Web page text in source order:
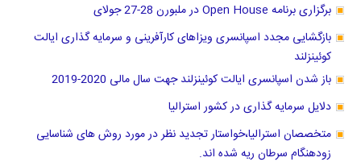
برگزاری برنامه Open House در ملبورن 28-27 جولای
بازگشایی مجدد اسپانسری ویزاهای کارآفرینی و سرمایه گذاری ایالت
کوئینزلند
باز شدن اسپانسری ایالت کوئینزلند جهت سال مالی 2020-2019
دلایل سرمایه گذاری در کشور استرالیا
متخصصان استرالیا،خواستار تجدید نظر در مورد روش های شناسایی
زودهنگام سرطان ریه شده اند.